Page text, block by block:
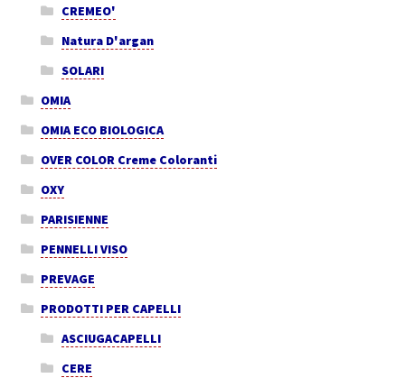
CREMEO'
Natura D'argan
SOLARI
OMIA
OMIA ECO BIOLOGICA
OVER COLOR Creme Coloranti
OXY
PARISIENNE
PENNELLI VISO
PREVAGE
PRODOTTI PER CAPELLI
ASCIUGACAPELLI
CERE